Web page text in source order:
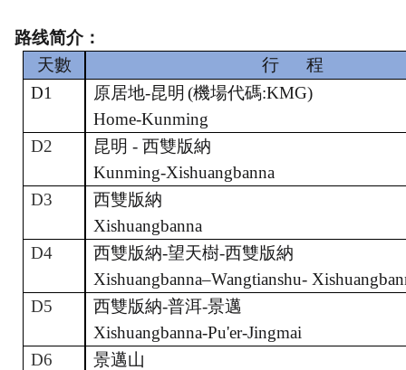
路线简介：
天數
行
程
D1
原居地-昆明 (機場代碼:KMG)
Home-Kunming
D2
昆明 - 西雙版納
Kunming-Xishuangbanna
D3
西雙版納
Xishuangbanna
D4
西雙版納-望天樹-西雙版納
Xishuangbanna–Wangtianshu- X
D5
西雙版納-普洱-景邁
Xishuangbanna-Pu'er-Jingmai
D6
景邁山